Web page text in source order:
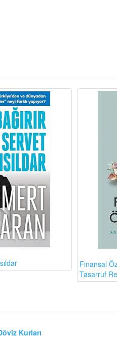
Finansal
Tasarruf
Kurları